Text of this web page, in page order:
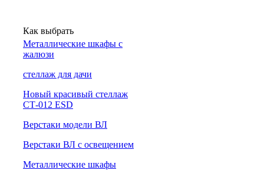
Как выбрать
Металлические шкафы с
жалюзи
cтеллаж для дачи
Новый красивый стеллаж
СТ-012 ESD
Верстаки модели ВЛ
Верстаки ВЛ с освещением
Металлические шкафы